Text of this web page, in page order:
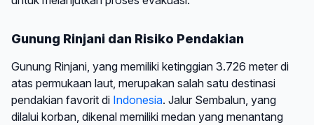
Gunung Rinjani dan Risiko Pendakian
Gunung Rinjani, yang memiliki ketinggian 3.726 meter di
atas permukaan laut, merupakan salah satu destinasi
pendakian favorit di Indonesia. Jalur Sembalun, yang
dilalui korban, dikenal memiliki medan yang menantang